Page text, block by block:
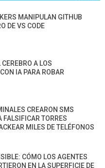
MANIPULAN GITHUB
DE VS CODE
A LOS
IA PARA ROBAR
CREARON SMS
FALSIFICAR TORRES
MILES DE TELÉFONOS
CÓMO LOS AGENTES
EN LA SUPERFICIE DE